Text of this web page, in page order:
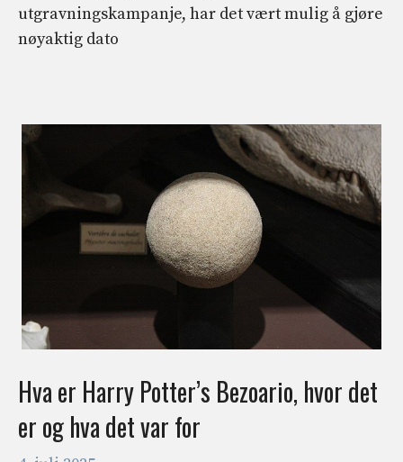
utgravningskampanje, har det vært mulig å gjøre
nøyaktig dato
Hva er Harry Potter’s Bezoario, hvor det
er og hva det var for